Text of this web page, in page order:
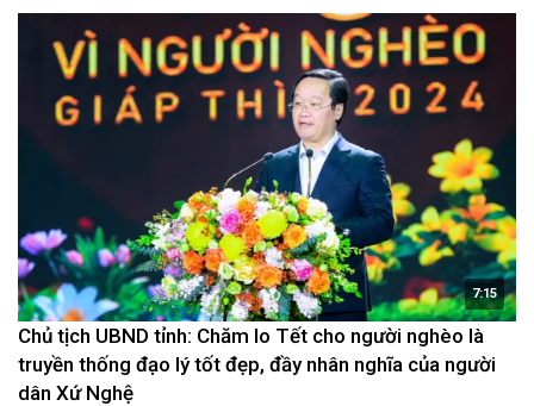
7:15
Chủ tịch UBND tỉnh: Chăm lo Tết cho người nghèo là
truyền thống đạo lý tốt đẹp, đầy nhân nghĩa của người
dân Xứ Nghệ